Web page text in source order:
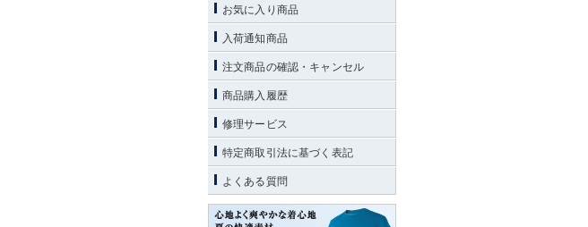
お気に入り商品
入荷通知商品
注文商品の確認・キャンセル
商品購入履歴
修理サービス
特定商取引法に基づく表記
よくある質問